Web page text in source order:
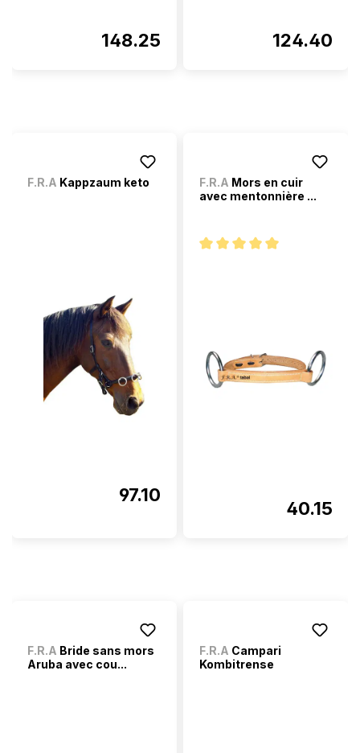
148.25 124.40
F.R.A Kappzaum keto
97.10
F.R.A Mors en cuir
avec mentonnière ...
40.15
F.R.A Bride sans mors
Aruba avec cou...
F.R.A Campari
Kombitrense